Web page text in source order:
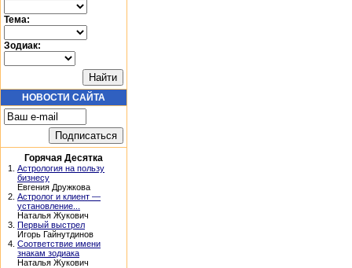
Тема:
Зодиак:
НОВОСТИ САЙТА
Горячая Десятка
1. Астрология на пользу
бизнесу
Евгения Дружкова
2. Астролог и клиент —
установление...
Наталья Жукович
3. Первый выстрел
Игорь Гайнутдинов
4. Соответствие имени
знакам зодиака
Наталья Жукович